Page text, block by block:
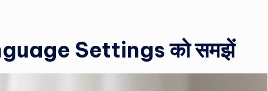
Settings को समझें